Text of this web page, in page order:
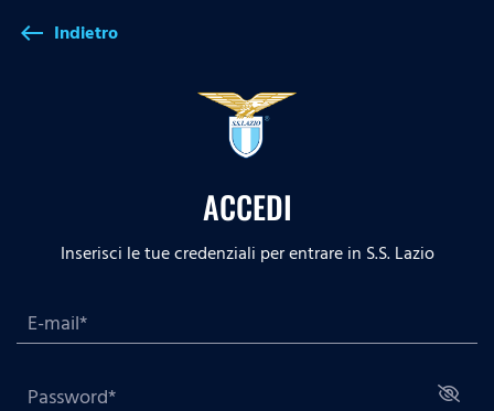
west Indietro
ACCEDI
Inserisci le tue credenziali per entrare in S.S. Lazio